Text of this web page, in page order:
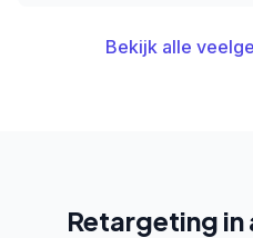
Bekijk alle
Retargeting